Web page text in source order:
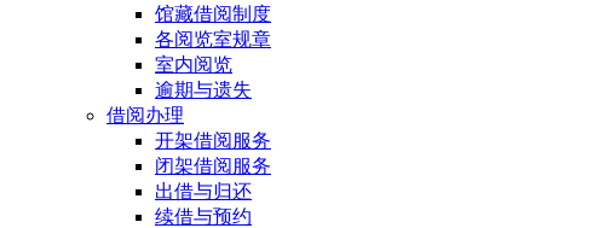
馆藏借阅制度
各阅览室规章
室内阅览
逾期与遗失
借阅办理
开架借阅服务
闭架借阅服务
出借与归还
续借与预约